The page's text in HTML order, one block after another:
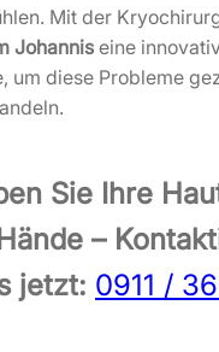
Mit der
Johanniseine
um diese Probleme
Sie Ihre
–
jetzt: 0911 /